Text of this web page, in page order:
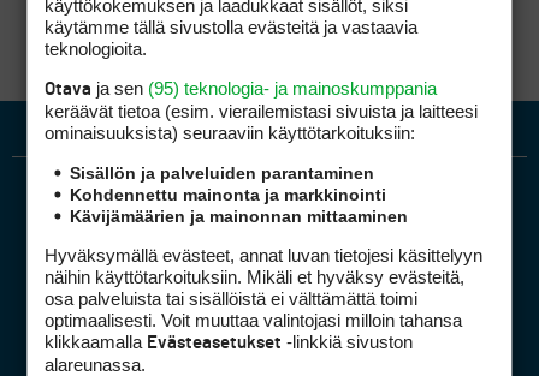
Golfpiste mediakortti
käyttökokemuksen ja laadukkaat sisällöt, siksi
käytämme tällä sivustolla evästeitä ja vastaavia
teknologioita.
Otava ja sen (95) teknologia- ja mainoskumppania
keräävät tietoa (esim. vierailemis­tasi sivuista ja laitteesi
ominaisuuk­sista) seuraaviin käyttötarkoituksiin:
Sisällön ja palveluiden parantaminen
Kohdennettu mainonta ja markkinointi
Kävijämäärien ja mainonnan mittaaminen
Hyväksymällä evästeet, annat luvan tietojesi käsittelyyn
näihin käyttötarkoituksiin. Mikäli et hyväksy evästeitä,
osa palveluista tai sisällöistä ei välttämättä toimi
optimaalisesti. Voit muuttaa valintojasi milloin tahansa
klikkaamalla Evästeasetukset -linkkiä sivuston
alareunassa.